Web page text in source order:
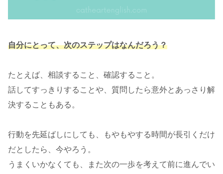
自分にとって、次のステップはなんだろう？
たとえば、相談すること、確認すること。
話してすっきりすることや、質問したら意外とあっさり解
決することもある。
行動を先延ばしにしても、もやもやする時間が長引くだけ
だとしたら、今やろう。
うまくいかなくても、また次の一歩を考えて前に進んでい